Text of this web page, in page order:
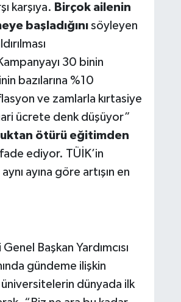
karşıya. Birçok ailenin
başladığını söyleyen
30 binin
bazılarına %10
ve zamlarla kırtasiye
ücrete denk düşüyor”
ötürü eğitimden
ediyor. TÜİK’in
ayına göre artışın en
Başkan Yardımcısı
gündeme ilişkin
üniversitelerin dünyada ilk